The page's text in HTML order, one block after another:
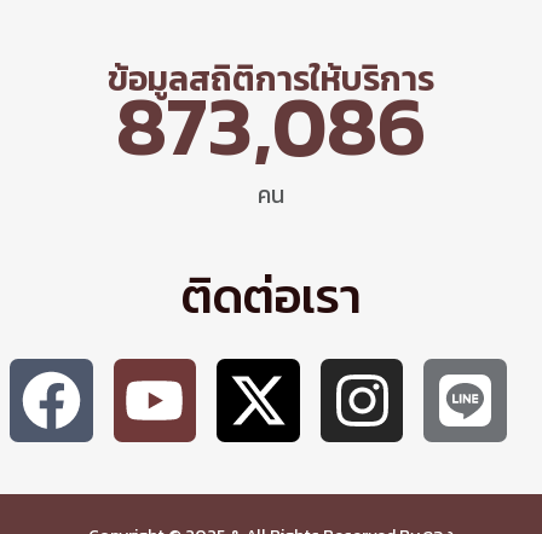
ข้อมูลสถิติการให้บริการ
คน
873,086
ติดต่อเรา